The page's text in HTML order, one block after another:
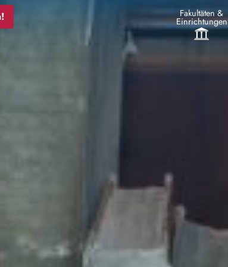
Fakultäten &
Einrichtungen